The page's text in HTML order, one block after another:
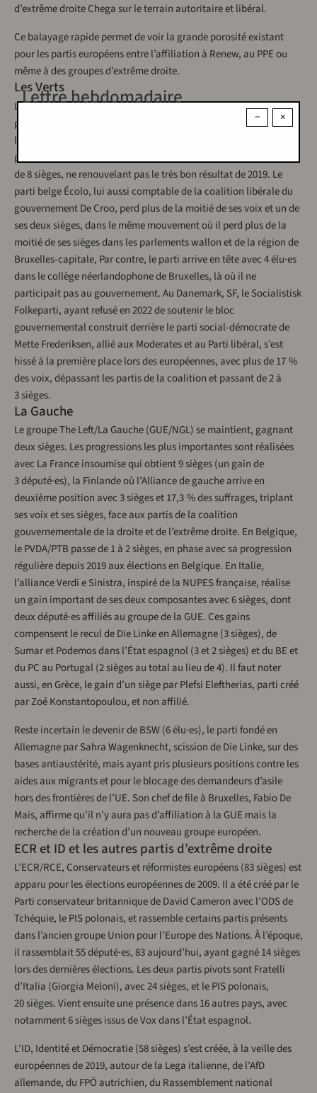
d’extrême droite Chega sur le terrain autoritaire et libéral.
Ce balayage rapide permet de voir la grande porosité existant
pour les partis européens entre l’affiliation à Renew, au PPE ou
même à des groupes d’extrême droite.
Les Verts
Le groupe des Verts/ALE passe de 71 à 54 sièges. Les plus grosses
pertes sont réalisées en Allemagne où les Grünen, comptables de
la politique de la coalition gouvernementale, perdent 9 sièges. Le
parti vert français Les écologistes subit lui aussi une lourde perte
de 8 sièges, ne renouvelant pas le très bon résultat de 2019. Le
parti belge Écolo, lui aussi comptable de la coalition libérale du
gouvernement De Croo, perd plus de la moitié de ses voix et un de
ses deux sièges, dans le même mouvement où il perd plus de la
moitié de ses sièges dans les parlements wallon et de la région de
Bruxelles-capitale, Par contre, le parti arrive en tête avec 4 élu·es
dans le collège néerlandophone de Bruxelles, là où il ne
participait pas au gouvernement. Au Danemark, SF, le Socialistisk
Folkeparti, ayant refusé en 2022 de soutenir le bloc
gouvernemental construit derrière le parti social-démocrate de
Mette Frederiksen, allié aux Moderates et au Parti libéral, s’est
hissé à la première place lors des européennes, avec plus de 17 %
des voix, dépassant les partis de la coalition et passant de 2 à
3 sièges.
La Gauche
Le groupe The Left/La Gauche (GUE/NGL) se maintient, gagnant
deux sièges. Les progressions les plus importantes sont réalisées
avec La France insoumise qui obtient 9 sièges (un gain de
3 député·es), la Finlande où l’Alliance de gauche arrive en
deuxième position avec 3 sièges et 17,3 % des suffrages, triplant
ses voix et ses sièges, face aux partis de la coalition
gouvernementale de la droite et de l’extrême droite. En Belgique,
le PVDA/PTB passe de 1 à 2 sièges, en phase avec sa progression
régulière depuis 2019 aux élections en Belgique. En Italie,
l’alliance Verdi e Sinistra, inspiré de la NUPES française, réalise
un gain important de ses deux composantes avec 6 sièges, dont
deux député·es affiliés au groupe de la GUE. Ces gains
compensent le recul de Die Linke en Allemagne (3 sièges), de
Sumar et Podemos dans l’État espagnol (3 et 2 sièges) et du BE et
du PC au Portugal (2 sièges au total au lieu de 4). Il faut noter
aussi, en Grèce, le gain d’un siège par Plefsi Eleftherias, parti créé
par Zoé Konstantopoulou, et non affilié.
Reste incertain le devenir de BSW (6 élu·es), le parti fondé en
Allemagne par Sahra Wagenknecht, scission de Die Linke, sur des
bases antiaustérité, mais ayant pris plusieurs positions contre les
aides aux migrants et pour le blocage des demandeurs d’asile
hors des frontières de l’UE. Son chef de file à Bruxelles, Fabio De
Mais, affirme qu’il n’y aura pas d’affiliation à la GUE mais la
recherche de la création d’un nouveau groupe européen.
ECR et ID et les autres partis d’extrême droite
L’ECR/RCE, Conservateurs et réformistes européens (83 sièges) est
apparu pour les élections européennes de 2009. Il a été créé par le
Parti conservateur britannique de David Cameron avec l’ODS de
Tchéquie, le PIS polonais, et rassemble certains partis présents
dans l’ancien groupe Union pour l’Europe des Nations. À l’époque,
il rassemblait 55 député·es, 83 aujourd’hui, ayant gagné 14 sièges
lors des dernières élections. Les deux partis pivots sont Fratelli
d’Italia (Giorgia Meloni), avec 24 sièges, et le PIS polonais,
20 sièges. Vient ensuite une présence dans 16 autres pays, avec
notamment 6 sièges issus de Vox dans l’État espagnol.
L’ID, Identité et Démocratie (58 sièges) s’est créée, à la veille des
européennes de 2019, autour de la Lega italienne, de l’AfD
allemande, du FPÖ autrichien, du Rassemblement national
×
−
Lettre hebdomadaire